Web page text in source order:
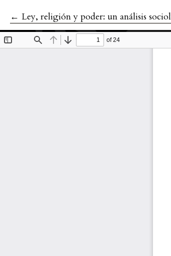
← Volver a los detalles del artículo
Ley, religión y poder: un análisis